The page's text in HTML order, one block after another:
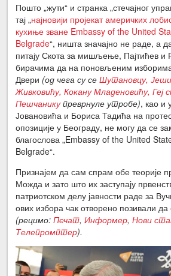
Пошто „жути“ и странка „стечајног
тај „најновији пројекат америчких
кухиње зване Embassy of the United
Belgrade“, ништа значајно не раде, а
питају Скота за мишљење, Пајтићев и
бирачима да на поновљеним
Двери (од чега су сеШутановцу,
Живковићу, Кокану Младеновићу, Геј
Пешчаникупреврнуле утробе), као и
Јовановића и Бориса Тадића на
опозиције у Београду, не могу да се
благослова „Embassy of the United
Belgrade“.
Признајем да сам спрам обе теорије
Можда и зато што их заступају
патриотском делу јавности раде за
ових избора чак отворено позивали да
(рецимо:Печат,Информер,Нови
Телепромптер).